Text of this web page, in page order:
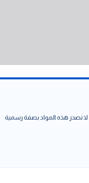
لا نصدر هذه المواد بصفة رسمية